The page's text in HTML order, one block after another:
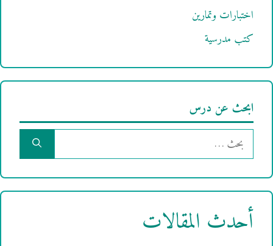
اختبارات وتمارين
كتب مدرسية
ابحث عن درس
البحث
عن:
أحدث المقالات